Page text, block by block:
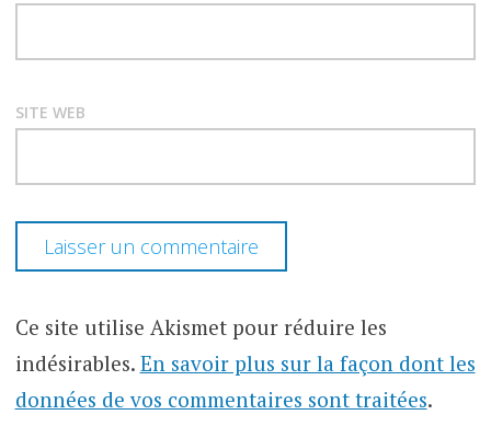
SITE WEB
Ce site utilise Akismet pour réduire les
indésirables. En savoir plus sur la façon dont les
données de vos commentaires sont traitées.